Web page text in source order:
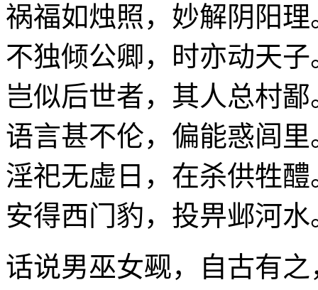
祸福如烛照，妙解阴阳理
不独倾公卿，时亦动天子
岂似后世者，其人总村鄙
语言甚不伦，偏能惑闾里
淫祀无虚日，在杀供牲醴
安得西门豹，投畀邺河水
话说男巫女觋，自古有